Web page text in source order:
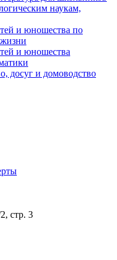
наукам,
и юношества по
и юношества
досуг и домоводство
стр. 3